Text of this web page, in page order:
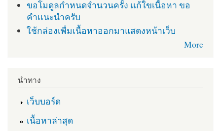
ขอโมดูลกำหนดจำนวนครั้ง เเก้ใขเนื้อหา ขอ
คำเเนะนำครับ
ใช้กล่องเพื่มเนื้อหาออกมาแสดงหน้าเว็บ
More
นำทาง
เว็บบอร์ด
เนื้อหาล่าสุด